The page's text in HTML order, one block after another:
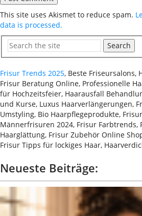
This site uses Akismet to reduce spam.
data is processed.
Search
Frisur Trends 2025, Beste Friseursalons,
Frisur Beratung Online, Professionelle
für Hochzeitsfeier, Haarausfall
und Kurse, Luxus Haarverlängerungen,
Umstyling, Bio Haarpflegeprodukte,
Männerfrisuren 2024, Frisur Farbtrends,
Haarglättung, Frisur Zubehör Online
Frisur Tipps für lockiges Haar,
Neueste Beiträge: